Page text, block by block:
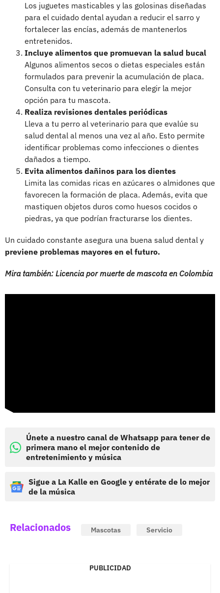
Los juguetes masticables y las golosinas diseñadas
para el cuidado dental ayudan a reducir el sarro y
fortalecer las encías, además de mantenerlos
entretenidos.
Incluye alimentos que promuevan la salud bucal
Algunos alimentos secos o dietas especiales están
formulados para prevenir la acumulación de placa.
Consulta con tu veterinario para elegir la mejor
opción para tu mascota.
Realiza revisiones dentales periódicas
Lleva a tu perro al veterinario para que evalúe su
salud dental al menos una vez al año. Esto permite
identificar problemas como infecciones o dientes
dañados a tiempo.
Evita alimentos dañinos para los dientes
Limita las comidas ricas en azúcares o almidones que
favorecen la formación de placa. Además, evita que
mastiquen objetos duros como huesos cocidos o
piedras, ya que podrían fracturarse los dientes.
Un cuidado constante asegura una buena salud dental y
previene problemas mayores en el futuro.
Mira también: Licencia por muerte de mascota en Colombia
Únete a nuestro canal de Whatsapp para tener de
primera mano el mejor contenido de
entretenimiento y música
Sigue a La Kalle en Google y entérate de lo mejor
de la música
Relacionados Mascotas Servicio
PUBLICIDAD